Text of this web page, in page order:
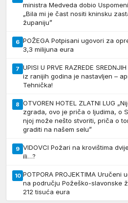
ministra Medveda dobio
„Bila mi je čast nositi kninsku
županiju”
6 POŽEGA Potpisani ugovori za
3,3 milijuna eura
7 UPISI U PRVE RAZREDE
iz ranijih godina je nastavljen –
Tehnička!
8 OTVOREN HOTEL ZLATNI LUG
zgrada, ovo je priča o ljudima, o
njoj može nešto stvoriti, priča o
graditi na našem selu”
9 VIDOVCI Požari na krovištima
ili…?
10 POTPORA PROJEKTIMA
na području Požeško-slavonske
212 tisuća eura